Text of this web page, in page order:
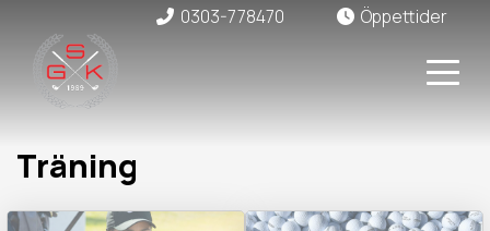
0303-778470 Öppettider
Träning